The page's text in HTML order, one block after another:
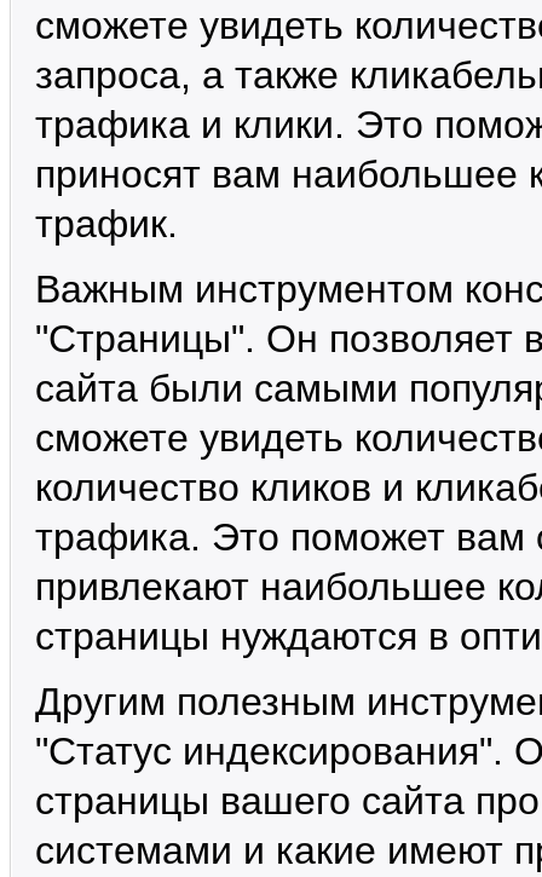
сможете увидеть
запроса, а также
трафика и клики. Это
приносят вам наибольшее
трафик.
Важным инструментом
"Страницы". Он позволяет
сайта были самыми
сможете увидеть
количество кликов и
трафика. Это поможет вам
привлекают наибольшее
страницы нуждаются в
Другим полезным
"Статус индексирования".
страницы вашего сайта
системами и какие имеют